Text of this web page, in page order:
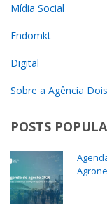
Mídia Social
Endomkt
Digital
Sobre a Agência Dois
POSTS